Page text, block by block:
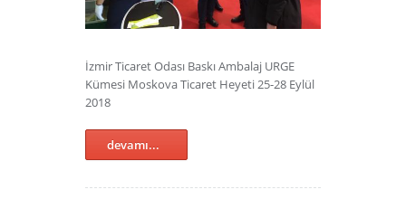
İzmir Ticaret Odası Baskı Ambalaj URGE
Kümesi Moskova Ticaret Heyeti 25-28 Eylül
2018
devamı...